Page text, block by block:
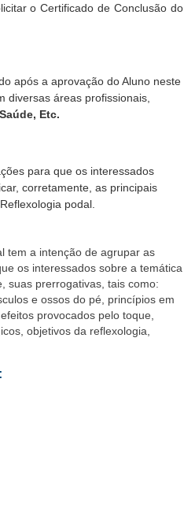
oCertificado de Conclusão do
após a aprovação do Aluno neste
diversas áreas profissionais,
Saúde, Etc.
para que os interessados
corretamente, as principais
podal.
tem a intenção de agrupar as
os interessados sobre a temática
suas prerrogativas, tais como:
e ossos do pé, princípios em
provocados pelo toque,
objetivos da reflexologia,